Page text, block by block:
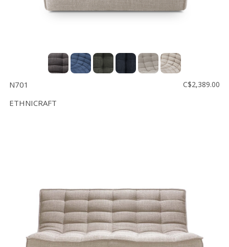
N701
ETHNICRAFT
C$2,389.00